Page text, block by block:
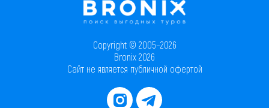
Copyright © 2005–2026
Bronix 2026
Сайт не является публичной офертой